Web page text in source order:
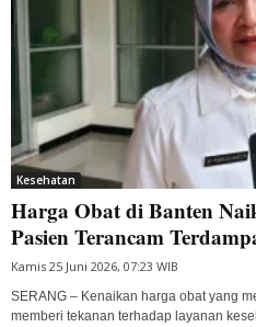
Kesehatan
Harga Obat di Banten
Pasien Terancam
Kamis 25 Juni 2026, 07:23 WIB
SERANG – Kenaikan harga obat yang
memberi tekanan terhadap layanan